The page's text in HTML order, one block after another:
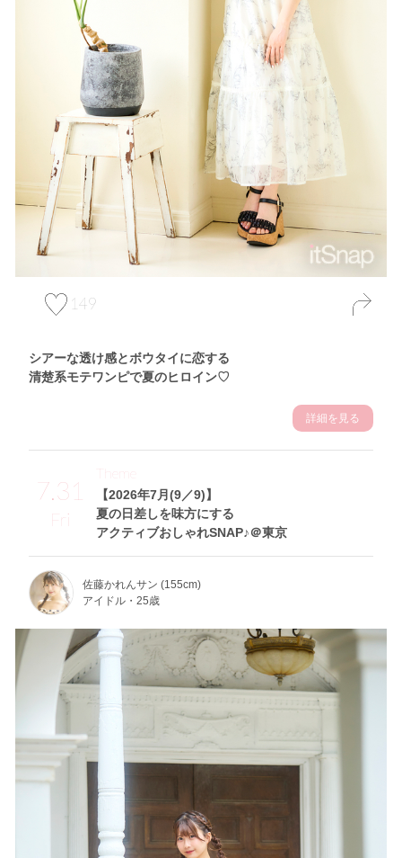
149
シアーな透け感とボウタイに恋する
清楚系モテワンピで夏のヒロイン♡
詳細を見る
7.31
Fri
【2026年7月(9／9)】
夏の日差しを味方にする
アクティブおしゃれSNAP♪＠東京
Theme
佐藤かれんサン (155cm)
アイドル・25歳